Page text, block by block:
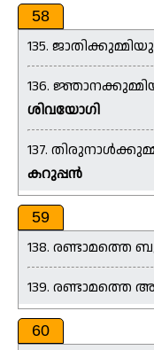
58
135.
136.
ശിവയോഗി
137.
കറുപ്പൻ
59
138. രണ്ടാമത്തെ
139.
60